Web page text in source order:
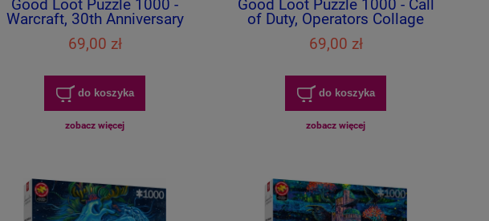
Good Loot Puzzle 1000 -
Warcraft, 30th Anniversary
69,00 zł
do koszyka
zobacz więcej
Good Loot Puzzle 1000 - Call
of Duty, Operators Collage
69,00 zł
do koszyka
zobacz więcej